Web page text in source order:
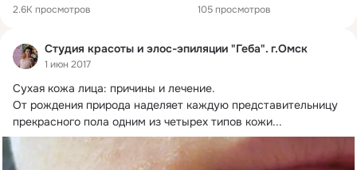
2.6K просмотров 105 просмотров
Студия красоты и элос-эпиляции "Геба". г.Омск
1 июн 2017
Сухая кожа лица: причины и лечение.
От рождения природа наделяет каждую представительницу
прекрасного пола одним из четырех типов кожи...